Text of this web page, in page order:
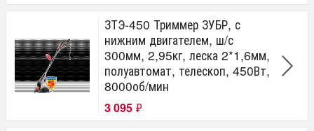
ЗТЭ-450 Триммер ЗУБР, с
нижним двигателем, ш/с
300мм, 2,95кг, леска 2*1,6мм,
полуавтомат, телескоп, 450Вт,
8000об/мин
3 095 ₽